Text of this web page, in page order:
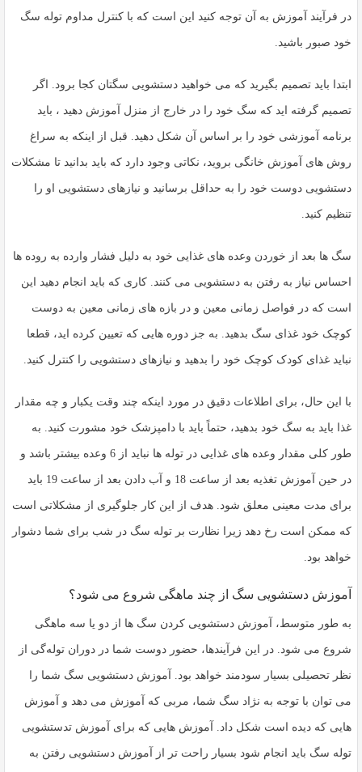
در فرآیند آموزش به آن توجه کنید این است که با کنترل مداوم توله سگ
خود صبور باشید.
ابتدا باید تصمیم بگیرید که می خواهید دستشویی سگتان کجا برود. اگر
تصمیم گرفته اید که سگ خود را در خارج از منزل آموزش دهید ، باید
برنامه آموزشی خود را بر اساس آن شکل دهید. قبل از اینکه به سراغ
روش های آموزش خانگی بروید، نکاتی وجود دارد که باید بدانید تا مشکلات
دستشویی دوست خود را به حداقل برسانید و نیازهای دستشویی او را
تنظیم کنید.
سگ ها بعد از خوردن وعده های غذایی خود به دلیل فشار وارده به روده ها
احساس نیاز به رفتن به دستشویی می کنند. کاری که باید انجام دهید این
است که در فواصل زمانی معین و در بازه های زمانی معین به دوست
کوچک خود غذای سگ بدهید. به جز دوره هایی که تعیین کرده اید، قطعا
نباید غذای کودک کوچک خود را بدهید و نیازهای دستشویی را کنترل کنید.
با این حال، برای اطلاعات دقیق در مورد اینکه چند وقت یکبار و چه مقدار
غذا باید به سگ خود بدهید، حتماً باید با دامپزشک خود مشورت کنید. به
طور کلی مقدار وعده های غذایی در توله ها نباید از 6 وعده بیشتر باشد و
در حین آموزش تغذیه بعد از ساعت 18 و آب دادن بعد از ساعت 19 باید
برای مدت معینی معلق شود. هدف از این کار جلوگیری از مشکلاتی است
که ممکن است رخ دهد زیرا نظارت بر توله سگ در شب برای شما دشوار
خواهد بود.
آموزش دستشویی سگ از چند ماهگی شروع می شود؟
به طور متوسط، آموزش دستشویی کردن سگ ها از دو یا سه ماهگی
شروع می شود. در این فرآیندها، حضور دوست شما در دوران توله‌گی از
نظر تحصیلی بسیار سودمند خواهد بود. آموزش دستشویی سگ شما را
می توان با توجه به نژاد سگ شما، مربی که آموزش می دهد و آموزش
هایی که دیده است شکل داد. آموزش هایی که برای آموزش تدستشویی
توله سگ باید انجام شود بسیار راحت تر از آموزش دستشویی رفتن به